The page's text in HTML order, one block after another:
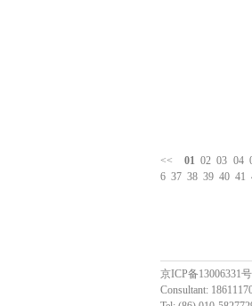
<< 01 02 03 04
6 37 38 39 40 41
京ICP备13006331
Consultant: